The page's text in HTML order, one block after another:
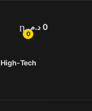
0
0 د.م.
High-Tech